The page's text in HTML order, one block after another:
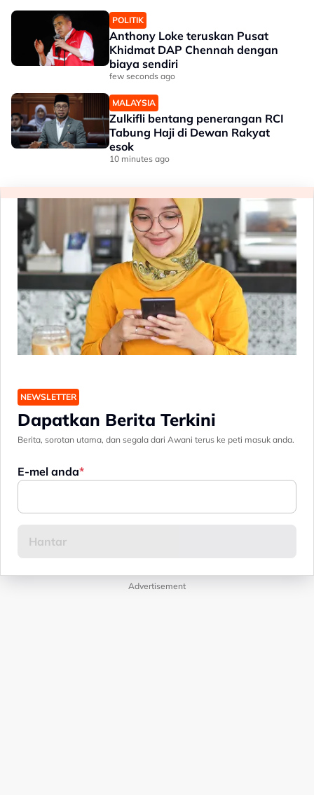
POLITIK
Anthony Loke teruskan Pusat
Khidmat DAP Chennah dengan
biaya sendiri
few seconds ago
MALAYSIA
Zulkifli bentang penerangan RCI
Tabung Haji di Dewan Rakyat
esok
10 minutes ago
NEWSLETTER
Dapatkan Berita Terkini
Berita, sorotan utama, dan segala dari Awani terus ke peti masuk anda.
E-mel anda
Advertisement